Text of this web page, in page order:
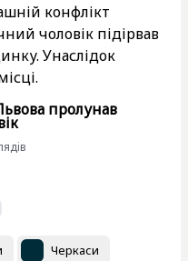
конфлікт
чоловік підірвав
Унаслідок
пролунав
Черкаси